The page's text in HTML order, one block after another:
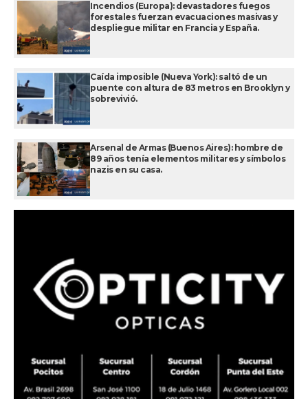
Incendios (Europa): devastadores fuegos
forestales fuerzan evacuaciones masivas y
despliegue militar en Francia y España.
Caída imposible (Nueva York): saltó de un
puente con altura de 83 metros en Brooklyn y
sobrevivió.
Arsenal de Armas (Buenos Aires): hombre de
89 años tenía elementos militares y símbolos
nazis en su casa.